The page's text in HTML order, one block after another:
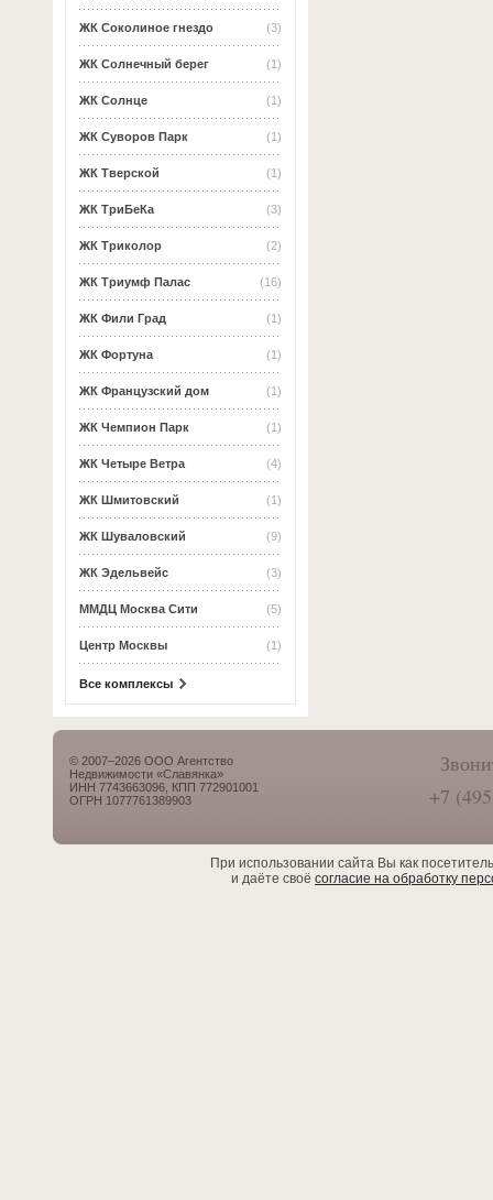
(3)
ЖК Соколиное гнездо
(1)
ЖК Солнечный берег
(1)
ЖК Солнце
(1)
ЖК Суворов Парк
(1)
ЖК Тверской
(3)
ЖК ТриБеКа
(2)
ЖК Триколор
(16)
ЖК Триумф Палас
(1)
ЖК Фили Град
(1)
ЖК Фортуна
(1)
ЖК Французский дом
(1)
ЖК Чемпион Парк
(4)
ЖК Четыре Ветра
(1)
ЖК Шмитовский
(9)
ЖК Шуваловский
(3)
ЖК Эдельвейс
(5)
ММДЦ Москва Сити
(1)
Центр Москвы
Все комплексы
© 2007–2026 ООО Агентство
Недвижимости «Славянка»
ИНН 7743663096, КПП 772901001
ОГРН 1077761389903
+7
При использовании сайта Вы как
и даёте своё согласие на обработку